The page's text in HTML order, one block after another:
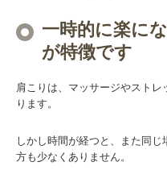
一時的に楽に
が特徴です
肩こりは、マッサージやスト
ります。
しかし時間が経つと、また同
方も少なくありません。